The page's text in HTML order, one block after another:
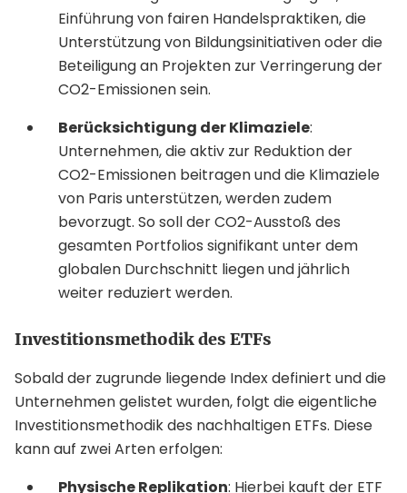
Einführung von fairen Handelspraktiken, die
Unterstützung von Bildungsinitiativen oder die
Beteiligung an Projekten zur Verringerung der
CO2-Emissionen sein.
Berücksichtigung der Klimaziele:
Unternehmen, die aktiv zur Reduktion der
CO2-Emissionen beitragen und die Klimaziele
von Paris unterstützen, werden zudem
bevorzugt. So soll der CO2-Ausstoß des
gesamten Portfolios signifikant unter dem
globalen Durchschnitt liegen und jährlich
weiter reduziert werden.
Investitionsmethodik des ETFs
Sobald der zugrunde liegende Index definiert und die
Unternehmen gelistet wurden, folgt die eigentliche
Investitionsmethodik des nachhaltigen ETFs. Diese
kann auf zwei Arten erfolgen:
Physische Replikation: Hierbei kauft der ETF